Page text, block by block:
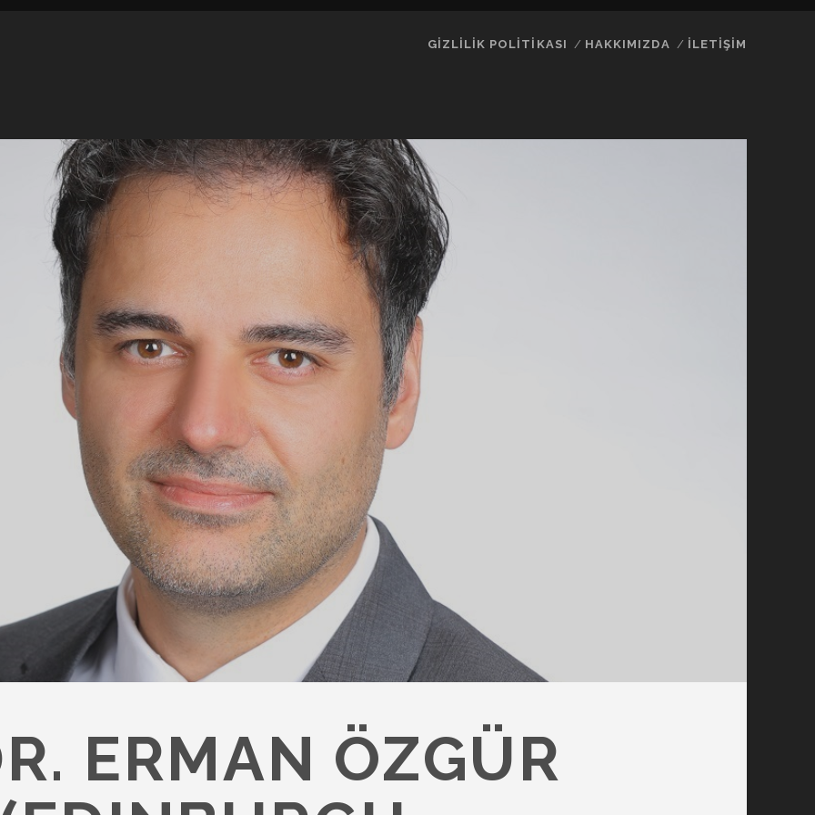
GIZLILIK POLITIKASI HAKKIMIZDA İLETIŞIM
ERMAN ÖZGÜR